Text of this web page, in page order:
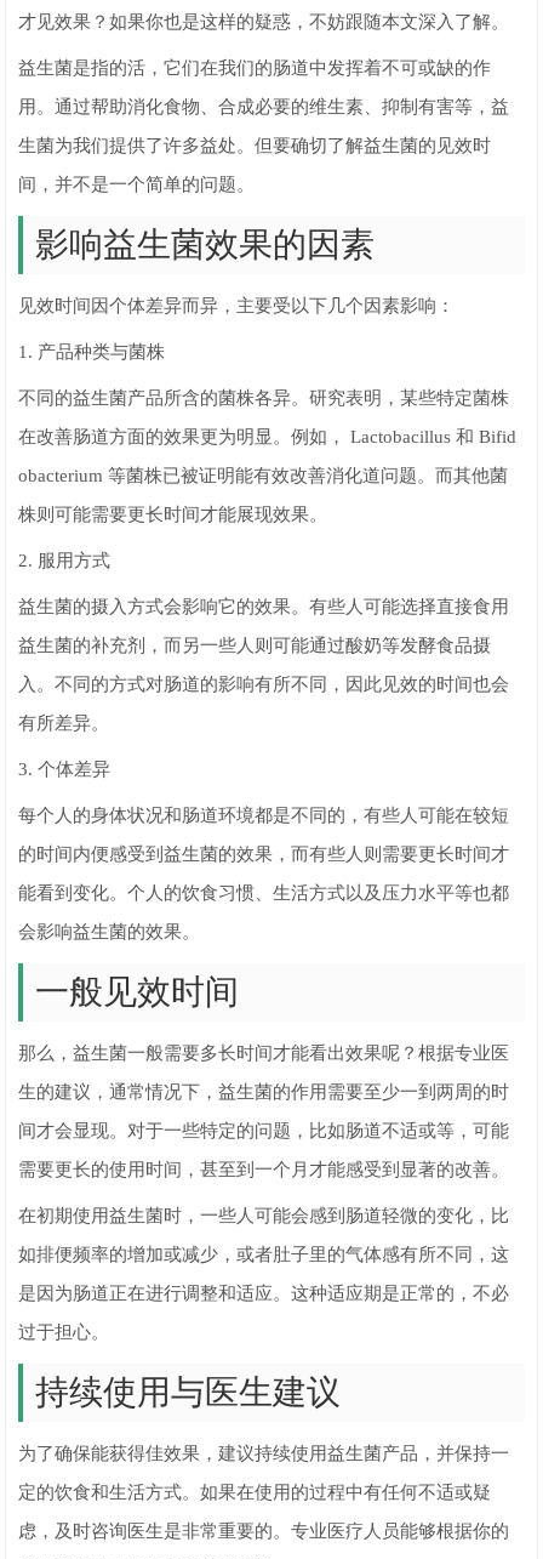
才见效果？如果你也是这样的疑惑，不妨跟随本文深入了解。
益生菌是指的活，它们在我们的肠道中发挥着不可或缺的作
用。通过帮助消化食物、合成必要的维生素、抑制有害等，益
生菌为我们提供了许多益处。但要确切了解益生菌的见效时
间，并不是一个简单的问题。
影响益生菌效果的因素
见效时间因个体差异而异，主要受以下几个因素影响：
1. 产品种类与菌株
不同的益生菌产品所含的菌株各异。研究表明，某些特定菌株
在改善肠道方面的效果更为明显。例如， Lactobacillus 和 Bifid
obacterium 等菌株已被证明能有效改善消化道问题。而其他菌
株则可能需要更长时间才能展现效果。
2. 服用方式
益生菌的摄入方式会影响它的效果。有些人可能选择直接食用
益生菌的补充剂，而另一些人则可能通过酸奶等发酵食品摄
入。不同的方式对肠道的影响有所不同，因此见效的时间也会
有所差异。
3. 个体差异
每个人的身体状况和肠道环境都是不同的，有些人可能在较短
的时间内便感受到益生菌的效果，而有些人则需要更长时间才
能看到变化。个人的饮食习惯、生活方式以及压力水平等也都
会影响益生菌的效果。
一般见效时间
那么，益生菌一般需要多长时间才能看出效果呢？根据专业医
生的建议，通常情况下，益生菌的作用需要至少一到两周的时
间才会显现。对于一些特定的问题，比如肠道不适或等，可能
需要更长的使用时间，甚至到一个月才能感受到显著的改善。
在初期使用益生菌时，一些人可能会感到肠道轻微的变化，比
如排便频率的增加或减少，或者肚子里的气体感有所不同，这
是因为肠道正在进行调整和适应。这种适应期是正常的，不必
过于担心。
持续使用与医生建议
为了确保能获得佳效果，建议持续使用益生菌产品，并保持一
定的饮食和生活方式。如果在使用的过程中有任何不适或疑
虑，及时咨询医生是非常重要的。专业医疗人员能够根据你的